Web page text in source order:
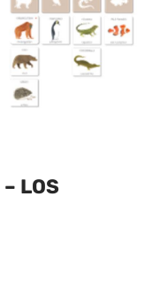
LOS